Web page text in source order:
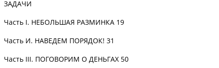
ЗАДАЧИ
Часть I. НЕБОЛЬШАЯ РАЗМИНКА 19
Часть И. НАВЕДЕМ ПОРЯДОК! 31
Часть III. ПОГОВОРИМ О ДЕНЬГАХ 50